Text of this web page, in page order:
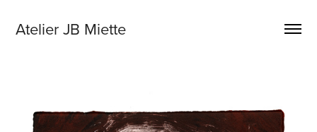
Atelier JB Miette